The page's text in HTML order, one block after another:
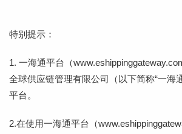
特别提示：
1. 一海通平台（
全球供应链管理有限公司（以下简称“一海
平台。
2.在使用一海通平台（